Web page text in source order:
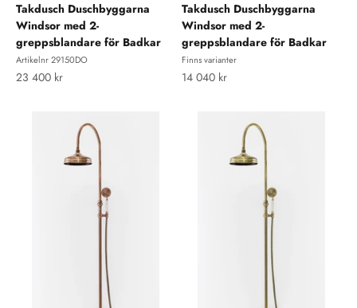
Takdusch Duschbyggarna
Windsor med 2-
greppsblandare för Badkar
Artikelnr 29150DO
REA-pris
23 400 kr
Takdusch Duschbyggarna
Windsor med 2-
greppsblandare för Badkar
Finns varianter
REA-pris
14 040 kr